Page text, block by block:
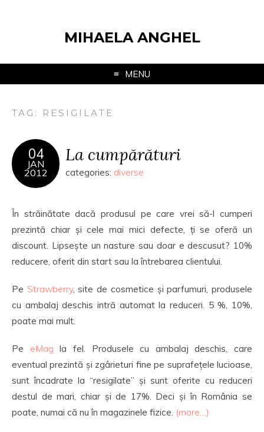
MIHAELA ANGHEL
MENU
TAG: RESIGILATE
04
JAN
2012
La cumpărături
categories: diverse
În străinătate dacă produsul pe care vrei să-l cumperi
prezintă chiar și cele mai mici defecte, ți se oferă un
discount. Lipsește un nasture sau doar e descusut? 10%
reducere, oferit din start sau la întrebarea clientului.
Pe Strawberry, site de cosmetice și parfumuri, produsele
cu ambalaj deschis intră automat la reduceri. 5 %, 10%,
poate mai mult.
Pe eMag la fel. Produsele cu ambalaj deschis, care
eventual prezintă și zgârieturi fine pe suprafețele lucioase,
sunt încadrate la “resigilate” și sunt oferite cu reduceri
destul de mari, chiar și de 17%. Deci și în România se
poate, numai că nu în magazinele fizice. (more…)